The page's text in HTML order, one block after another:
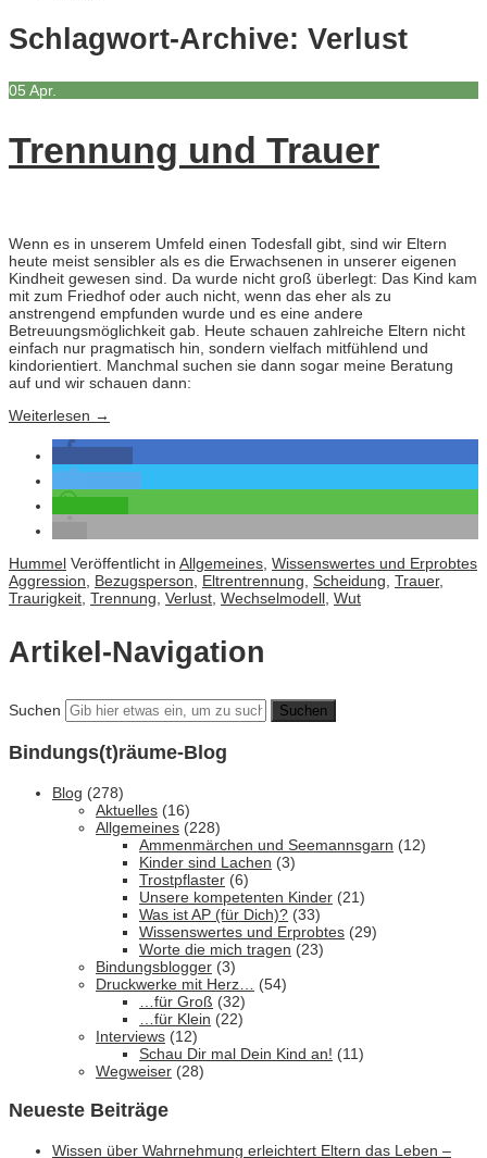
Schlagwort-Archive: Verlust
05 Apr.
Trennung und Trauer
Wenn es in unserem Umfeld einen Todesfall gibt, sind wir Eltern
heute meist sensibler als es die Erwachsenen in unserer eigenen
Kindheit gewesen sind. Da wurde nicht groß überlegt: Das Kind kam
mit zum Friedhof oder auch nicht, wenn das eher als zu
anstrengend empfunden wurde und es eine andere
Betreuungsmöglichkeit gab. Heute schauen zahlreiche Eltern nicht
einfach nur pragmatisch hin, sondern vielfach mitfühlend und
kindorientiert. Manchmal suchen sie dann sogar meine Beratung
auf und wir schauen dann:
Weiterlesen →
Hummel Veröffentlicht in Allgemeines, Wissenswertes und Erprobtes
Aggression, Bezugsperson, Eltrentrennung, Scheidung, Trauer,
Traurigkeit, Trennung, Verlust, Wechselmodell, Wut
Artikel-Navigation
Suchen
Bindungs(t)räume-Blog
Blog (278)
Aktuelles (16)
Allgemeines (228)
Ammenmärchen und Seemannsgarn (12)
Kinder sind Lachen (3)
Trostpflaster (6)
Unsere kompetenten Kinder (21)
Was ist AP (für Dich)? (33)
Wissenswertes und Erprobtes (29)
Worte die mich tragen (23)
Bindungsblogger (3)
Druckwerke mit Herz… (54)
…für Groß (32)
…für Klein (22)
Interviews (12)
Schau Dir mal Dein Kind an! (11)
Wegweiser (28)
Neueste Beiträge
Wissen über Wahrnehmung erleichtert Eltern das Leben –